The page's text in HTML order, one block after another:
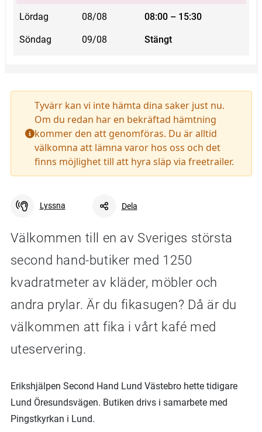
Tyvärr kan vi inte hämta dina saker just nu.
Om du redan har en bekräftad hämtning
kommer den att genomföras. Du är alltid
välkomna att lämna varor hos oss och det
finns möjlighet till att hyra släp via freetrailer.
Lyssna Dela
Välkommen till en av Sveriges största
second hand-butiker med 1250
kvadratmeter av kläder, möbler och
andra prylar. Är du fikasugen? Då är du
välkommen att fika i vårt kafé med
uteservering.
Erikshjälpen Second Hand Lund Västebro hette tidigare
Lund Öresundsvägen. Butiken drivs i samarbete med
Pingstkyrkan i Lund.
Lördag 08/08 08:00 – 15:30
Söndag 09/08 Stängt